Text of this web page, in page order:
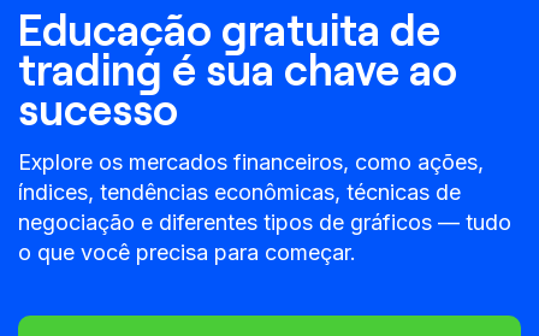
Educação gratuita de
trading é sua chave ao
sucesso
Explore os mercados financeiros, como ações,
índices, tendências econômicas, técnicas de
negociação e diferentes tipos de gráficos — tudo
o que você precisa para começar.